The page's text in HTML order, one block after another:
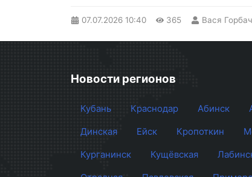
07.07.2026 10:40 365 Вася
Новости регионов
Кубань Краснодар Абинск
Динская
Ейск Кропоткин
Курганинск
Кущёвская